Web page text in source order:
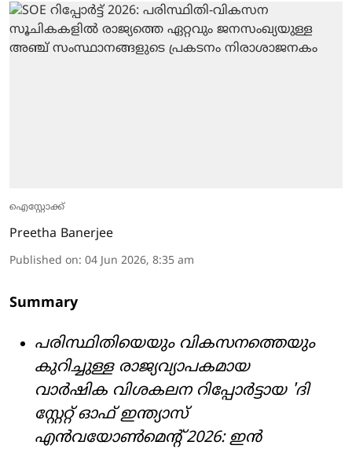
ഐസ്റ്റോക്ക്
Preetha Banerjee
Published on: 04 Jun 2026, 8:35 am
Summary
പരിസ്ഥിതിയെയും വികസനത്തെയും
കുറിച്ചുള്ള രാജ്യവ്യാപകമായ
വാർഷിക വിശകലന റിപ്പോർട്ടായ 'ദി
സ്റ്റേറ്റ് ഓഫ് ഇന്ത്യാസ്
എൻവയോൺമെന്റ് 2026: ഇൻ